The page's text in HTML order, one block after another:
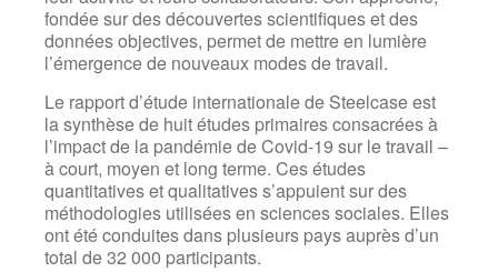
fondée sur des découvertes scientifiques et des
données objectives, permet de mettre en lumière
l’émergence de nouveaux modes de travail.
Le rapport d’étude internationale de Steelcase est
la synthèse de huit études primaires consacrées à
l’impact de la pandémie de Covid-19 sur le travail –
à court, moyen et long terme. Ces études
quantitatives et qualitatives s’appuient sur des
méthodologies utilisées en sciences sociales. Elles
ont été conduites dans plusieurs pays auprès d’un
total de 32 000 participants.